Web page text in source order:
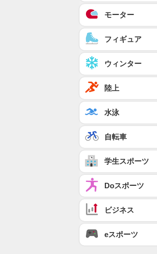
モーター
フィギュア
ウィンター
陸上
水泳
自転車
学生スポーツ
Doスポーツ
ビジネス
eスポーツ